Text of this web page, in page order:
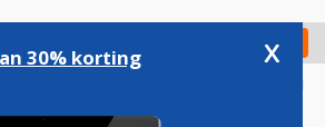
Check in
30% korting x